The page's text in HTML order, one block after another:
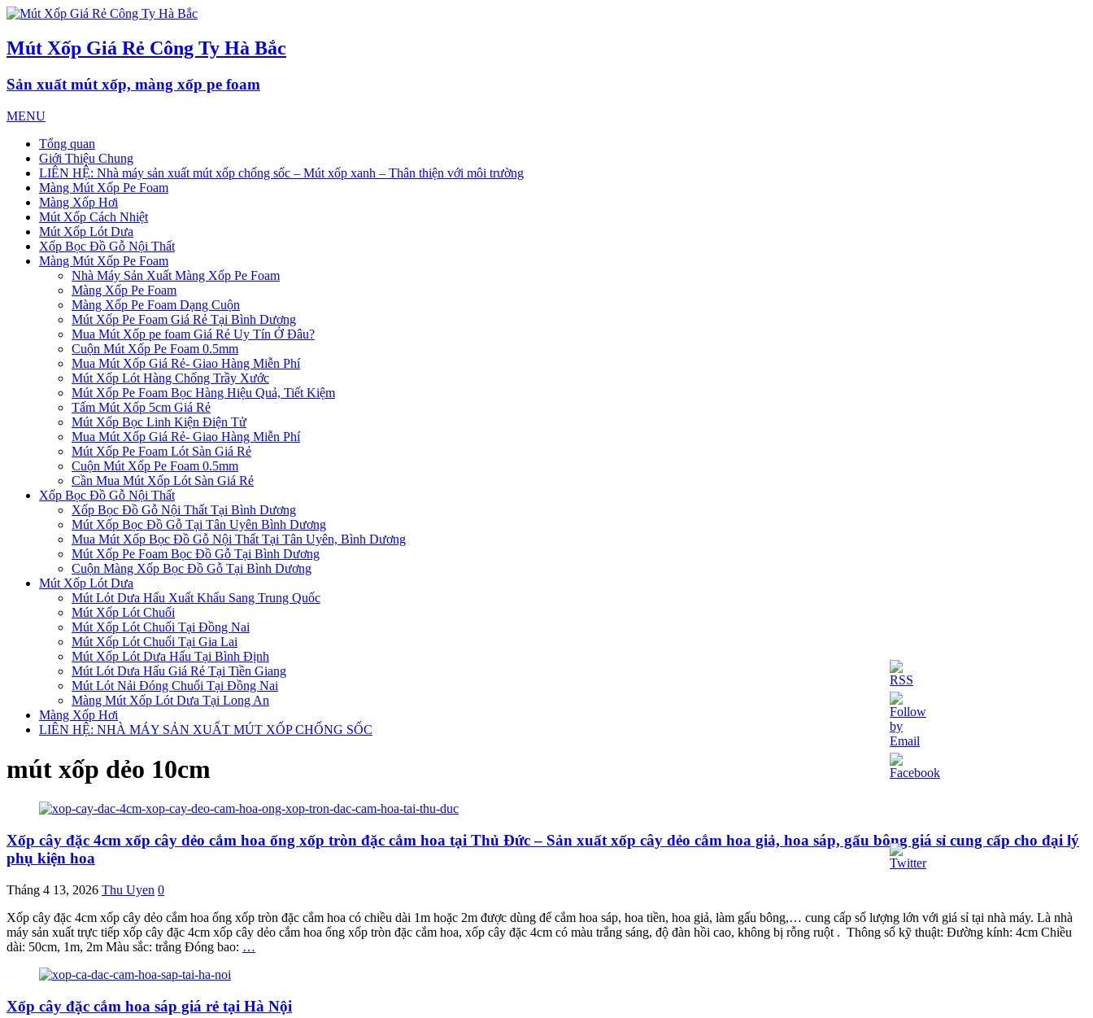
Mút Xốp Giá Rẻ Công Ty Hà Bắc
Sản xuất mút xốp, màng xốp pe foam
MENU
Tổng quan
Giới Thiệu Chung
LIÊN HỆ: Nhà máy sản xuất mút xốp chống sốc – Mút xốp xanh – Thân thiện với môi trường
Màng Mút Xốp Pe Foam
Màng Xốp Hơi
Mút Xốp Cách Nhiệt
Mút Xốp Lót Dưa
Xốp Bọc Đồ Gỗ Nội Thất
Màng Mút Xốp Pe Foam
Nhà Máy Sản Xuất Màng Xốp Pe Foam
Màng Xốp Pe Foam
Màng Xốp Pe Foam Dạng Cuộn
Mút Xốp Pe Foam Giá Rẻ Tại Bình Dương
Mua Mút Xốp pe foam Giá Rẻ Uy Tín Ở Đâu?
Cuộn Mút Xốp Pe Foam 0.5mm
Mua Mút Xốp Giá Rẻ- Giao Hàng Miễn Phí
Mút Xốp Lót Hàng Chống Trầy Xước
Mút Xốp Pe Foam Bọc Hàng Hiệu Quả, Tiết Kiệm
Tấm Mút Xốp 5cm Giá Rẻ
Mút Xốp Bọc Linh Kiện Điện Tử
Mua Mút Xốp Giá Rẻ- Giao Hàng Miễn Phí
Mút Xốp Pe Foam Lót Sàn Giá Rẻ
Cuộn Mút Xốp Pe Foam 0.5mm
Cần Mua Mút Xốp Lót Sàn Giá Rẻ
Xốp Bọc Đồ Gỗ Nội Thất
Xốp Bọc Đồ Gỗ Nội Thất Tại Bình Dương
Mút Xốp Bọc Đồ Gỗ Tại Tân Uyên Bình Dương
Mua Mút Xốp Bọc Đồ Gỗ Nội Thất Tại Tân Uyên, Bình Dương
Mút Xốp Pe Foam Bọc Đồ Gỗ Tại Bình Dương
Cuộn Màng Xốp Bọc Đồ Gỗ Tại Bình Dương
Mút Xốp Lót Dưa
Mút Lót Dưa Hấu Xuất Khẩu Sang Trung Quốc
Mút Xốp Lót Chuối
Mút Xốp Lót Chuối Tại Đồng Nai
Mút Xốp Lót Chuối Tại Gia Lai
Mút Xốp Lót Dưa Hấu Tại Bình Định
Mút Lót Dưa Hấu Giá Rẻ Tại Tiền Giang
Mút Lót Nải Đóng Chuối Tại Đồng Nai
Màng Mút Xốp Lót Dưa Tại Long An
Màng Xốp Hơi
LIÊN HỆ: NHÀ MÁY SẢN XUẤT MÚT XỐP CHỐNG SỐC
mút xốp dẻo 10cm
Xốp cây đặc 4cm xốp cây dẻo cắm hoa ống xốp tròn đặc cắm hoa tại Thủ Đức – Sản xuất xốp cây dẻo cắm hoa giả, hoa sáp, gấu bông giá sỉ cung cấp cho đại lý
phụ kiện hoa
Tháng 4 13, 2026 Thu Uyen 0
Xốp cây đặc 4cm xốp cây dẻo cắm hoa ống xốp tròn đặc cắm hoa có chiều dài 1m hoặc 2m được dùng để cắm hoa sáp, hoa tiền, hoa giả, làm gấu bông,… cung cấp số lượng lớn với giá sỉ tại nhà máy. Là nhà
máy sản xuất trực tiếp xốp cây đặc 4cm xốp cây dẻo cắm hoa ống xốp tròn đặc cắm hoa, xốp cây đặc 4cm có màu trắng sáng, độ đàn hồi cao, không bị rỗng ruột . Thông số kỹ thuật: Đường kính: 4cm Chiều
dài: 50cm, 1m, 2m Màu sắc: trắng Đóng bao: …
Xốp cây đặc cắm hoa sáp giá rẻ tại Hà Nội